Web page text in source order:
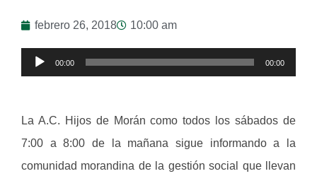
febrero 26, 2018 10:00 am
Reproductor
00:00 00:00
La A.C. Hijos de Morán como todos los sábados de
7:00 a 8:00 de la mañana sigue informando a la
comunidad morandina de la gestión social que llevan